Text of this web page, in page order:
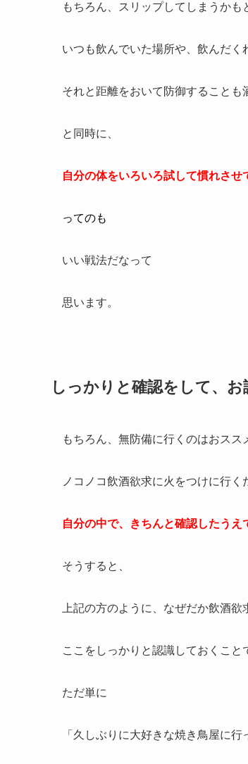
もちろん、スリップしてしまうかも
いつも飲んでいた場所や、飲んだく
それと距離をおいて防御することも
と同時に、
自分の体をいろいろ試して慣れさせ
ってのも
いい戦法だなって
思います。
しっかりと確認をして、お
もちろん、無防備に行くのはおスス
ノコノコ飲酒欲求に火をつけに行く
自分の中で、きちんと確認したうえ
そうすると、
上記の方のように、なぜだか飲酒
ここをしっかりと認識しておくこと
ただ単に
「久しぶりに大好きな焼き鳥屋に行